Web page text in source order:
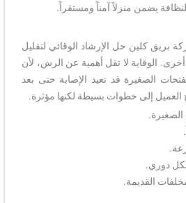
يضمن منزلاً آمناً ومستقراً.
بريق كلين حل الإرشاد الوقائي لتقليل
الوقاية لا تقل أهمية عن الرش، لأن
الصغيرة قد تعيد الإصابة حتى بعد
العميل إلى خطوات بسيطة لكنها مؤثرة.
دوري.
القديمة.